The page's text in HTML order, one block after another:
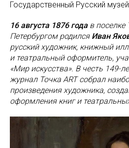
Государственный Русский музей
16 августа 1876 года в поселке
Петербургом родился Иван
русский художник, книжный
и театральный оформитель,
«Мир искусства». В честь 149-
журнал Точка ART собрал
произведения художника,
оформления книг и